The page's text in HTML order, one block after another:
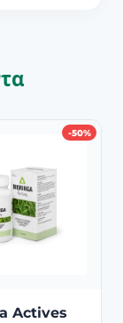
-50%
Actives